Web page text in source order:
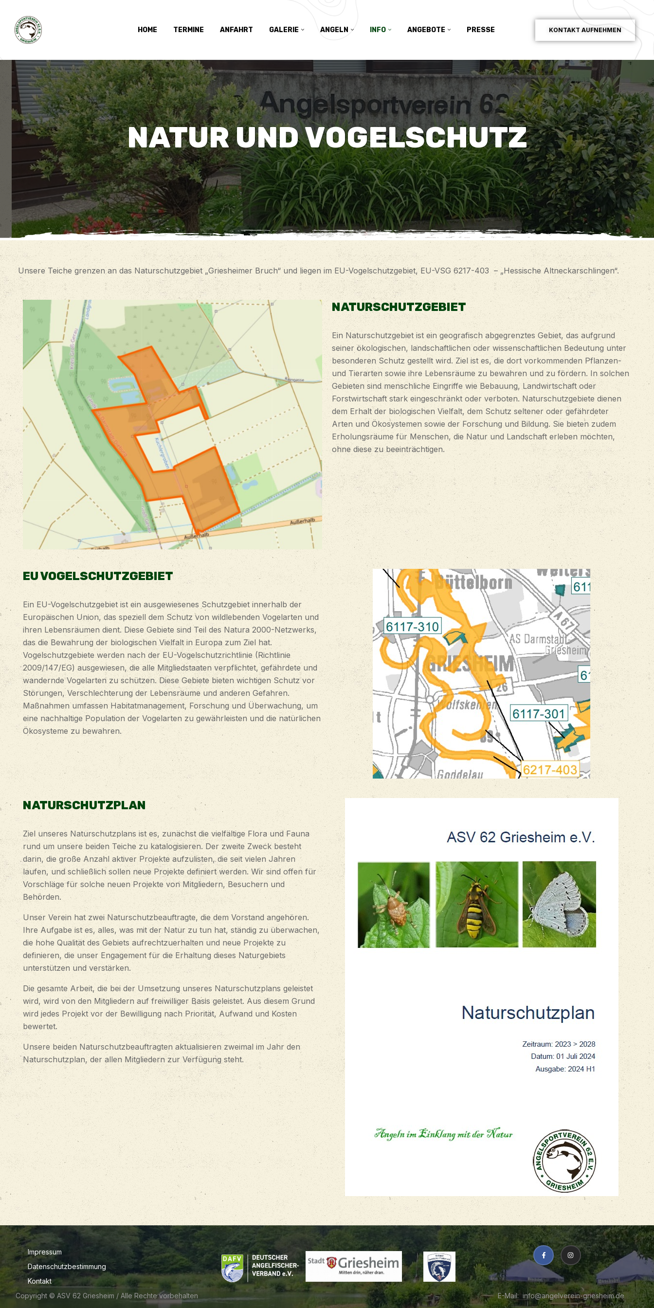
HOME TERMINE ANFAHRT GALERIE ANGELN INFO ANGEBOTE PRESSE KONTAKT AUFNEHMEN
NATUR UND VOGELSCHUTZ
Unsere Teiche grenzen an das Naturschutzgebiet „Griesheimer Bruch“ und liegen im EU-Vogelschutzgebiet, EU-VSG 6217-403 – „Hessische Altneckarschlingen“.
NATURSCHUTZGEBIET
Ein Naturschutzgebiet ist ein geografisch abgegrenztes Gebiet, das aufgrund
seiner ökologischen, landschaftlichen oder wissenschaftlichen Bedeutung unter
besonderen Schutz gestellt wird. Ziel ist es, die dort vorkommenden Pflanzen-
und Tierarten sowie ihre Lebensräume zu bewahren und zu fördern. In solchen
Gebieten sind menschliche Eingriffe wie Bebauung, Landwirtschaft oder
Forstwirtschaft stark eingeschränkt oder verboten. Naturschutzgebiete dienen
dem Erhalt der biologischen Vielfalt, dem Schutz seltener oder gefährdeter
Arten und Ökosystemen sowie der Forschung und Bildung. Sie bieten zudem
Erholungsräume für Menschen, die Natur und Landschaft erleben möchten,
ohne diese zu beeinträchtigen.
EU VOGELSCHUTZGEBIET
Ein EU-Vogelschutzgebiet ist ein ausgewiesenes Schutzgebiet innerhalb der
Europäischen Union, das speziell dem Schutz von wildlebenden Vogelarten und
ihren Lebensräumen dient. Diese Gebiete sind Teil des Natura 2000-Netzwerks,
das die Bewahrung der biologischen Vielfalt in Europa zum Ziel hat.
Vogelschutzgebiete werden nach der EU-Vogelschutzrichtlinie (Richtlinie
2009/147/EG) ausgewiesen, die alle Mitgliedstaaten verpflichtet, gefährdete und
wandernde Vogelarten zu schützen. Diese Gebiete bieten wichtigen Schutz vor
Störungen, Verschlechterung der Lebensräume und anderen Gefahren.
Maßnahmen umfassen Habitatmanagement, Forschung und Überwachung, um
eine nachhaltige Population der Vogelarten zu gewährleisten und die natürlichen
Ökosysteme zu bewahren.
NATURSCHUTZPLAN
Ziel unseres Naturschutzplans ist es, zunächst die vielfältige Flora und Fauna
rund um unsere beiden Teiche zu katalogisieren. Der zweite Zweck besteht
darin, die große Anzahl aktiver Projekte aufzulisten, die seit vielen Jahren
laufen, und schließlich sollen neue Projekte definiert werden. Wir sind offen für
Vorschläge für solche neuen Projekte von Mitgliedern, Besuchern und
Behörden.
Unser Verein hat zwei Naturschutzbeauftragte, die dem Vorstand angehören.
Ihre Aufgabe ist es, alles, was mit der Natur zu tun hat, ständig zu überwachen,
die hohe Qualität des Gebiets aufrechtzuerhalten und neue Projekte zu
definieren, die unser Engagement für die Erhaltung dieses Naturgebiets
unterstützen und verstärken.
Die gesamte Arbeit, die bei der Umsetzung unseres Naturschutzplans geleistet
wird, wird von den Mitgliedern auf freiwilliger Basis geleistet. Aus diesem Grund
wird jedes Projekt vor der Bewilligung nach Priorität, Aufwand und Kosten
bewertet.
Unsere beiden Naturschutzbeauftragten aktualisieren zweimal im Jahr den
Naturschutzplan, der allen Mitgliedern zur Verfügung steht.
Impressum
Datenschutzbestimmung
Kontakt
Copyright © ASV 62 Griesheim / Alle Rechte vorbehalten E-Mail: info@angelverein-griesheim.de